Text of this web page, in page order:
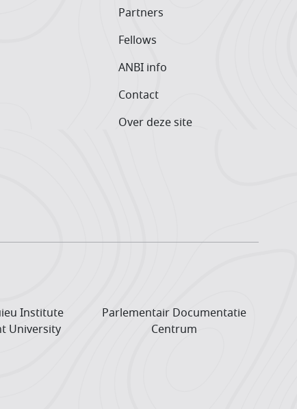
Partners
Fellows
ANBI info
Contact
Over deze site
Institute
University
Parlementair Documentatie
Centrum